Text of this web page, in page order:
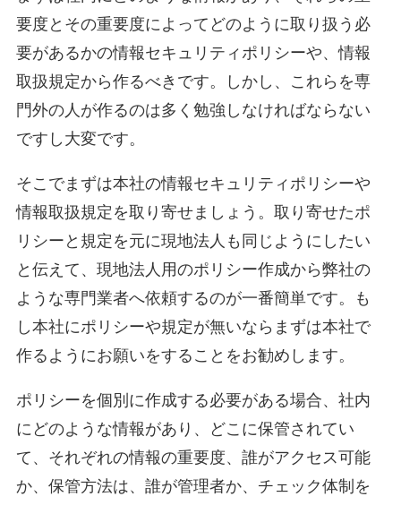
要度とその重要度によってどのように取り扱う必
要があるかの情報セキュリティポリシーや、情報
取扱規定から作るべきです。しかし、これらを専
門外の人が作るのは多く勉強しなければならない
ですし大変です。
そこでまずは本社の情報セキュリティポリシーや
情報取扱規定を取り寄せましょう。取り寄せたポ
リシーと規定を元に現地法人も同じようにしたい
と伝えて、現地法人用のポリシー作成から弊社の
ような専門業者へ依頼するのが一番簡単です。も
し本社にポリシーや規定が無いならまずは本社で
作るようにお願いをすることをお勧めします。
ポリシーを個別に作成する必要がある場合、社内
にどのような情報があり、どこに保管されてい
て、それぞれの情報の重要度、誰がアクセス可能
か、保管方法は、誰が管理者か、チェック体制を